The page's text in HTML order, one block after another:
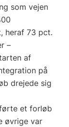
som vejen
heraf 73 pct.
–
af
på
drejede sig
et forløb
øvrige var